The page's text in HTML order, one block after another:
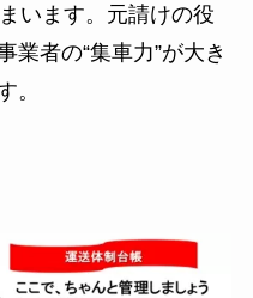
います。元請けの役
業者の“集車力”が大き
。